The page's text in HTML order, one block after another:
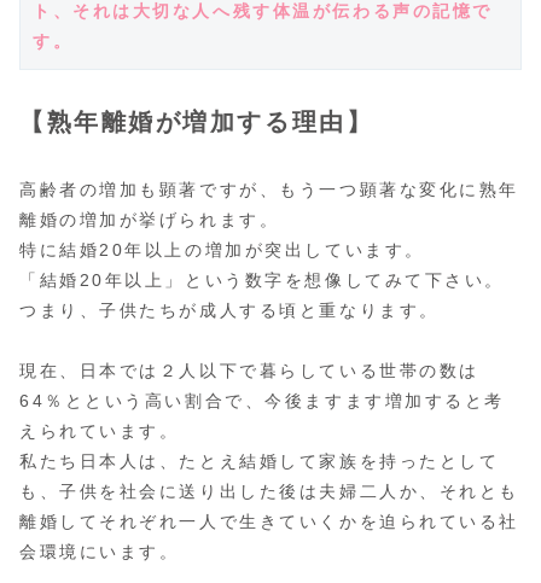
ト、それは大切な人へ残す体温が伝わる声の記憶で
す。
【熟年離婚が増加する理由】
高齢者の増加も顕著ですが、もう一つ顕著な変化に熟年
離婚の増加が挙げられます。
特に結婚20年以上の増加が突出しています。
「結婚20年以上」という数字を想像してみて下さい。
つまり、子供たちが成人する頃と重なります。
現在、日本では２人以下で暮らしている世帯の数は
64％とという高い割合で、今後ますます増加すると考
えられています。
私たち日本人は、たとえ結婚して家族を持ったとして
も、子供を社会に送り出した後は夫婦二人か、それとも
離婚してそれぞれ一人で生きていくかを迫られている社
会環境にいます。